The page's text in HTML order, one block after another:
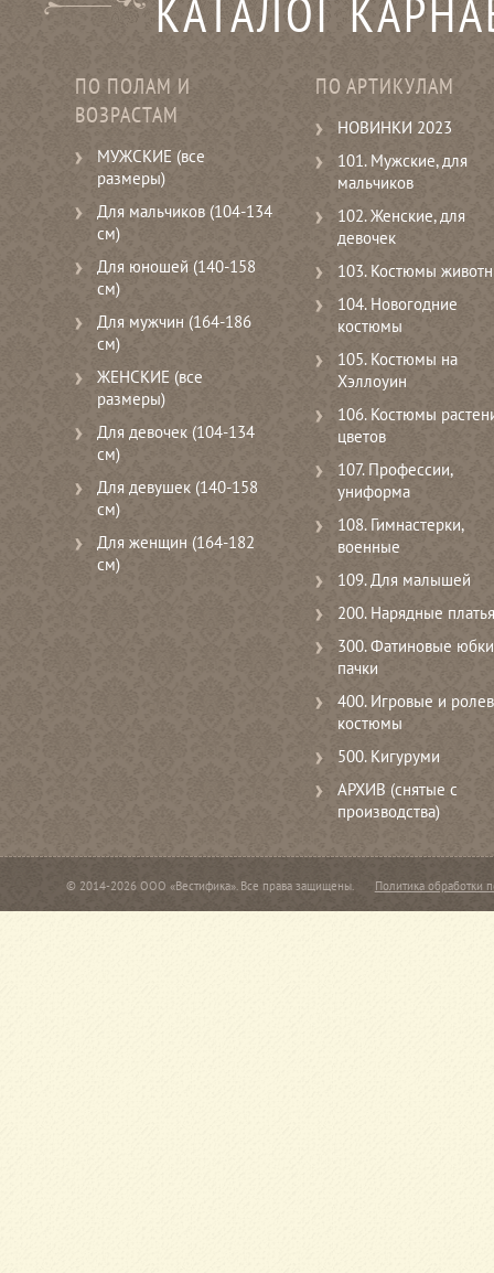
КАТАЛОГ
ПО ПОЛАМ И
ВОЗРАСТАМ
МУЖСКИЕ (все
размеры)
Для мальчиков (104-134
см)
Для юношей (140-158
см)
Для мужчин (164-186
см)
ЖЕНСКИЕ (все
размеры)
Для девочек (104-134
см)
Для девушек (140-158
см)
Для женщин (164-182
см)
ПО АРТИКУЛАМ
НОВИНКИ 2023
101. Мужские, для
мальчиков
102. Женские, для
девочек
103. Костюмы
104. Новогодние
костюмы
105. Костюмы на
Хэллоуин
106. Костюмы
цветов
107. Профессии,
униформа
108. Гимнастерки,
военные
109. Для малышей
200. Нарядные
300. Фатиновые
пачки
400. Игровые и
костюмы
500. Кигуруми
АРХИВ (снятые с
производства)
© 2014-2026 ООО «Вестифика». Все права защищены. Политика обработки